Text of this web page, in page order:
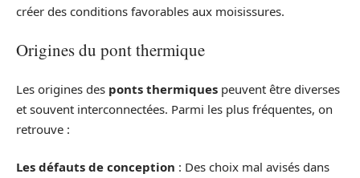
créer des conditions favorables aux moisissures.
Origines du pont thermique
Les origines des ponts thermiques peuvent être diverses
et souvent interconnectées. Parmi les plus fréquentes, on
retrouve :
Les défauts de conception : Des choix mal avisés dans